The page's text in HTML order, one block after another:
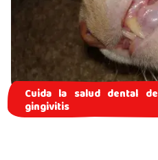
Cuida la salud dental
gingivitis